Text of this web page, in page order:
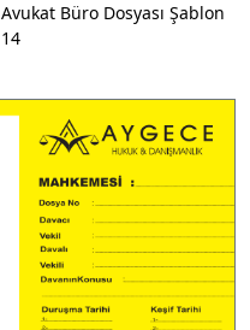
Avukat Büro Dosyası Şablon
14